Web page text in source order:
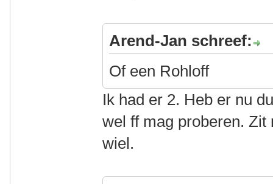
Arend-Jan schreef:
Of een Rohloff
Ik had er 2. Heb er nu
wel ff mag proberen.
wiel.